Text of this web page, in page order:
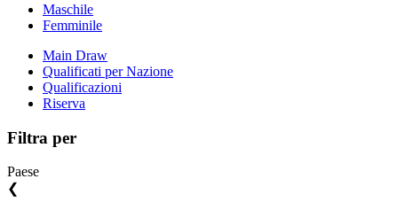
Maschile
Femminile
Main Draw
Qualificati per Nazione
Qualificazioni
Riserva
Filtra per
Paese
❮